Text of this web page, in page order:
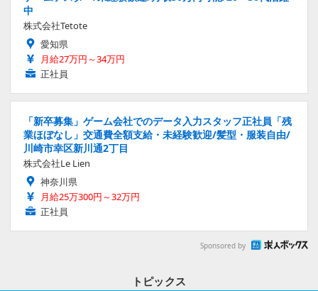
中
株式会社Tetote
愛知県
月給27万円～34万円
正社員
「新卒募集」ゲーム会社でのデータ入力スタッフ正社員「残
業ほぼなし」交通費全額支給・未経験歓迎/髪型・服装自由/
川崎市幸区新川通2丁目
株式会社Le Lien
神奈川県
月給25万300円～32万円
正社員
Sponsored by
トピックス